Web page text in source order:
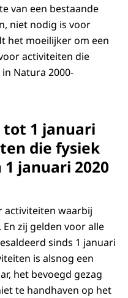
van een bestaande
niet nodig is voor
het moeilijker om een
activiteiten die
Natura 2000-
1 januari
die fysiek
januari 2020
activiteiten waarbij
zij gelden voor alle
sinds 1 januari
is alsnog een
het bevoegd gezag
te handhaven op het